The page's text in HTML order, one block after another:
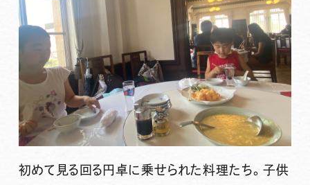
初めて見る回る円卓に乗せられた料理たち。子供